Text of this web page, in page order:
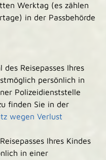
Werktag (es zählen
in der Passbehörde
Reisepasses Ihres
persönlich in
Polizeidienststelle
finden Sie in der
wegen Verlust
Ihres Kindes
in einer